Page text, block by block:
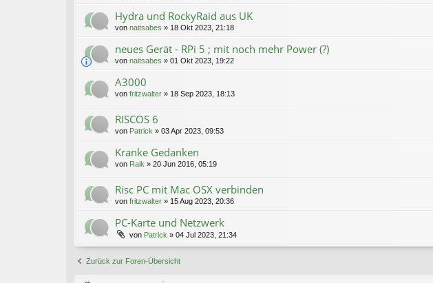
Hydra und RockyRaid aus UK
von naitsabes » 18 Okt 2023, 21:18
neues Gerät - RPi 5 ; mit noch mehr Power (?)
von naitsabes » 01 Okt 2023, 19:22
A3000
von fritzwalter » 18 Sep 2023, 18:13
RISCOS 6
von Patrick » 03 Apr 2023, 09:53
Kranke Gedanken
von Raik » 20 Jun 2016, 05:19
Risc PC mit Mac OSX verbinden
von fritzwalter » 15 Aug 2023, 20:36
PC-Karte und Netzwerk
von Patrick » 04 Jul 2023, 21:34
Zurück zur Foren-Übersicht